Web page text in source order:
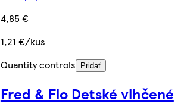
4,85 €
1,21 €/kus
Quantity controls
Pridať
Fred & Flo Detské vlhčené